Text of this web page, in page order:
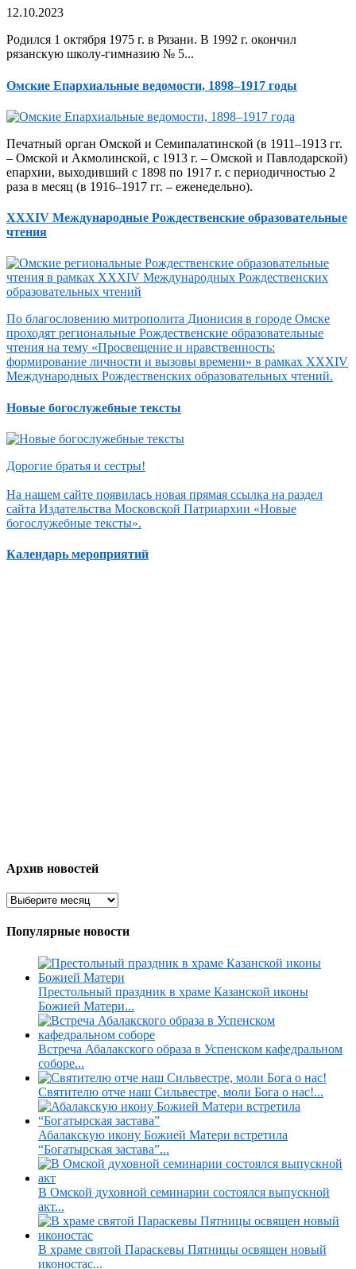
12.10.2023
Родился 1 октября 1975 г. в Рязани. В 1992 г. окончил
рязанскую школу-гимназию № 5...
Омские Епархиальные ведомости, 1898–1917 годы
Печатный орган Омской и Семипалатинской (в 1911–1913 гг.
– Омской и Акмолинской, с 1913 г. – Омской и Павлодарской)
епархии, выходивший с 1898 по 1917 г. с периодичностью 2
раза в месяц (в 1916–1917 гг. – еженедельно).
XXXIV Международные Рождественские образовательные
чтения
По благословению митрополита Дионисия в городе Омске
проходят региональные Рождественские образовательные
чтения на тему «Просвещение и нравственность:
формирование личности и вызовы времени» в рамках XXXIV
Международных Рождественских образовательных чтений.
Новые богослужебные тексты
Дорогие братья и сестры!
На нашем сайте появилась новая прямая ссылка на раздел
сайта Издательства Московской Патриархии «Новые
богослужебные тексты».
Календарь мероприятий
Архив новостей
Популярные новости
Престольный праздник в храме Казанской иконы
Божией Матери...
Встреча Абалакского образа в Успенском кафедральном
соборе...
Святителю отче наш Сильвестре, моли Бога о нас!...
Абалакскую икону Божией Матери встретила
“Богатырская застава”...
В Омской духовной семинарии состоялся выпускной
акт...
В храме святой Параскевы Пятницы освящен новый
иконостас...